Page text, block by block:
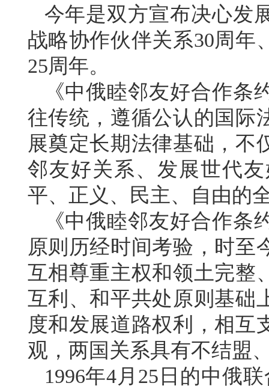
今年是双方宣布决心发
战略协作伙伴关系30周年
25周年。
《中俄睦邻友好合作
往传统，遵循公认的国际
展奠定长期法律基础，不
邻友好关系、发展世代
平、正义、民主、自由的
《中俄睦邻友好合作
原则历经时间考验，时至
互相尊重主权和领土完整
互利、和平共处原则基础
度和发展道路权利，相互
观，两国关系具有不结盟
1996年4月25日的中俄